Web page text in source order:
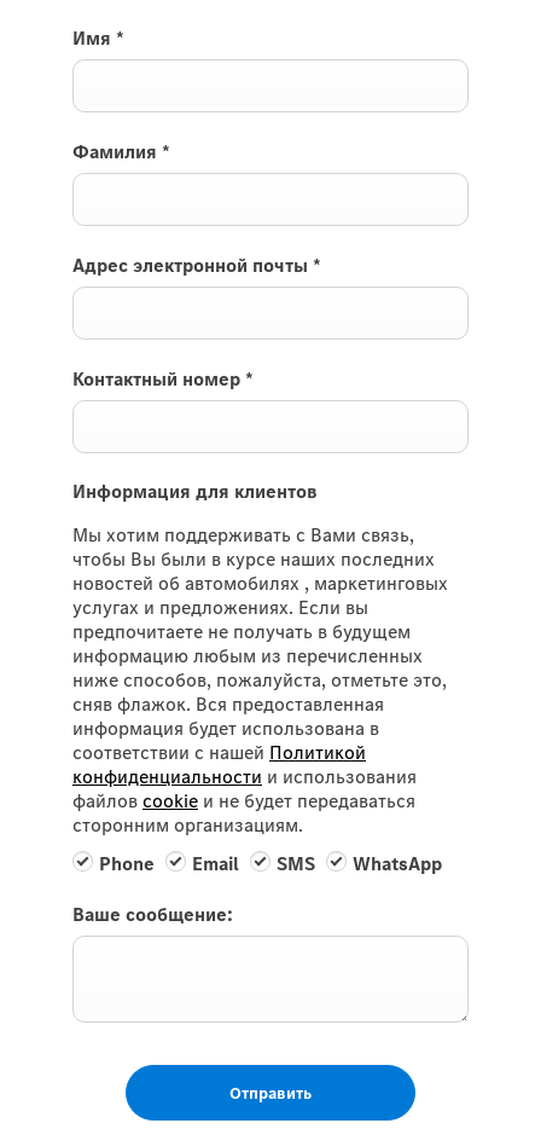
Имя *
Фамилия *
Адрес электронной почты *
Контактный номер *
Информация для клиентов
Мы хотим поддерживать с Вами связь,
чтобы Вы были в курсе наших последних
новостей об автомобилях , маркетинговых
услугах и предложениях. Если вы
предпочитаете не получать в будущем
информацию любым из перечисленных
ниже способов, пожалуйста, отметьте это,
сняв флажок. Вся предоставленная
информация будет использована в
соответствии с нашей Политикой
конфиденциальности и использования
файлов cookie и не будет передаваться
сторонним организациям.
Phone
Email SMS WhatsApp
Ваше сообщение:
Отправить